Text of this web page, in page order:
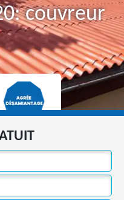
couvreur